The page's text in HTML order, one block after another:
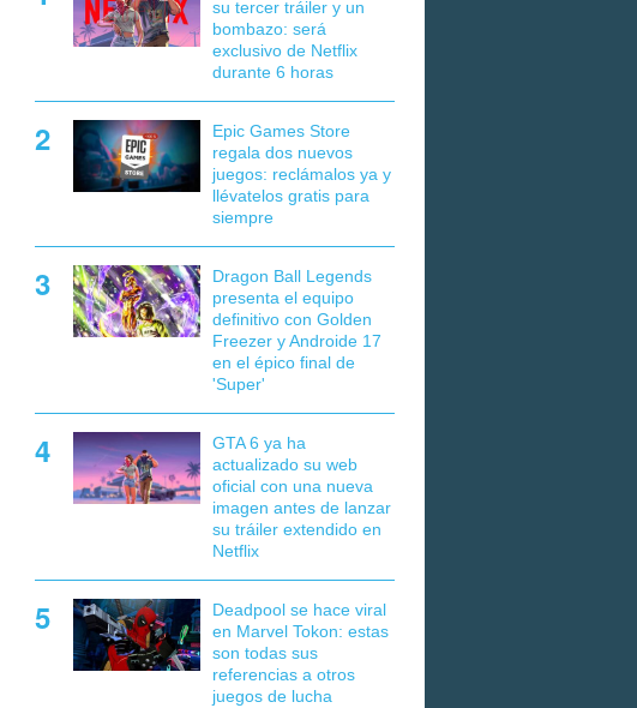
su tercer tráiler y un
bombazo: será
exclusivo de Netflix
durante 6 horas
Epic Games Store
regala dos nuevos
juegos: reclámalos ya y
llévatelos gratis para
siempre
Dragon Ball Legends
presenta el equipo
definitivo con Golden
Freezer y Androide 17
en el épico final de
'Super'
GTA 6 ya ha
actualizado su web
oficial con una nueva
imagen antes de lanzar
su tráiler extendido en
Netflix
Deadpool se hace viral
en Marvel Tokon: estas
son todas sus
referencias a otros
juegos de lucha